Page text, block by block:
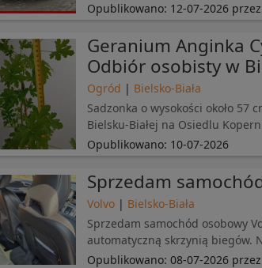
Opublikowano: 12-07-2026
Geranium Anginka
Odbiór osobisty w
Ogród | Bielsko-Biała
Sadzonka o wysokości około
Bielsku-Białej na Osiedlu
Opublikowano: 10-07-2026
Sprzedam
Volvo | Bielsko-Biała
Sprzedam samochód osobowy
automatyczną skrzynią biegów.
Opublikowano:08-07-2026